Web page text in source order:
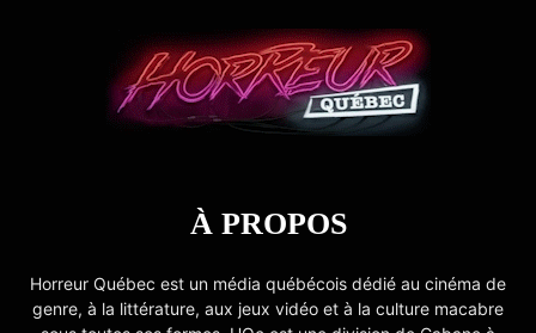
À PROPOS
Horreur Québec est un média québécois dédié au cinéma de
genre, à la littérature, aux jeux vidéo et à la culture macabre